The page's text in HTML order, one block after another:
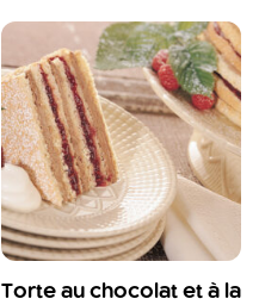
Torte au chocolat et à la